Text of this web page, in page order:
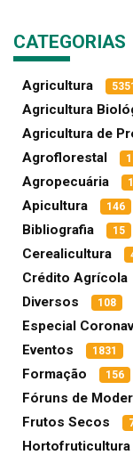
CATEGORIAS
Agricultura
Agricultura
Agricultura de
Agroflorestal
Agropecuária
Apicultura 146
Bibliografia 15
Cerealicultura
Crédito Agrícola
Diversos 108
Especial
Eventos 1831
Formação 156
Fóruns de
Frutos Secos